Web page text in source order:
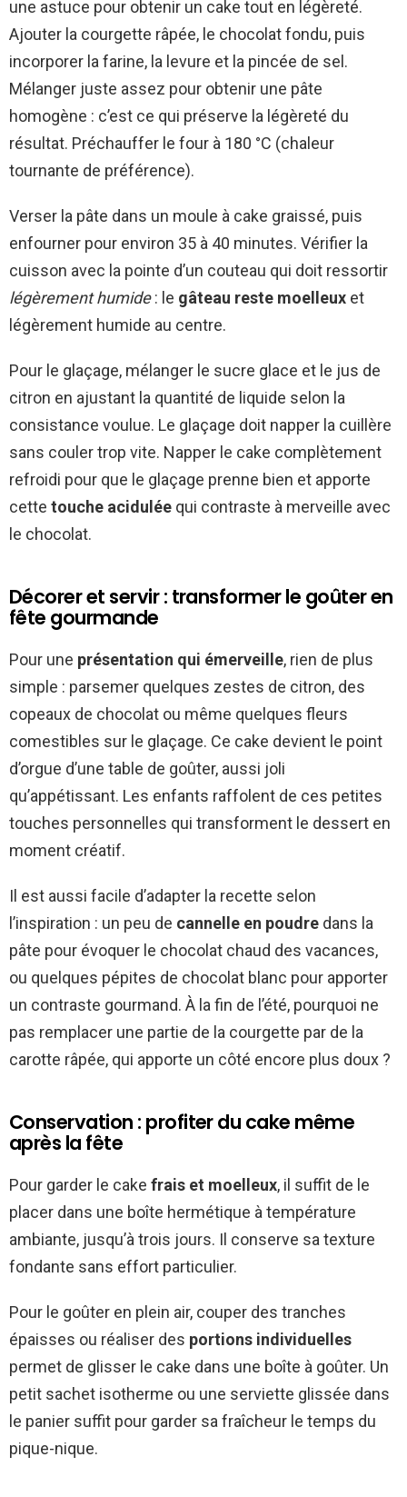
une astuce pour obtenir un cake tout en légèreté.
Ajouter la courgette râpée, le chocolat fondu, puis
incorporer la farine, la levure et la pincée de sel.
Mélanger juste assez pour obtenir une pâte
homogène : c’est ce qui préserve la légèreté du
résultat. Préchauffer le four à 180 °C (chaleur
tournante de préférence).
Verser la pâte dans un moule à cake graissé, puis
enfourner pour environ 35 à 40 minutes. Vérifier la
cuisson avec la pointe d’un couteau qui doit ressortir
légèrement humide: le gâteau reste moelleux et
légèrement humide au centre.
Pour le glaçage, mélanger le sucre glace et le jus de
citron en ajustant la quantité de liquide selon la
consistance voulue. Le glaçage doit napper la cuillère
sans couler trop vite. Napper le cake complètement
refroidi pour que le glaçage prenne bien et apporte
cette touche acidulée qui contraste à merveille avec
le chocolat.
Décorer et servir : transformer le goûter en
fête gourmande
Pour une présentation qui émerveille, rien de plus
simple : parsemer quelques zestes de citron, des
copeaux de chocolat ou même quelques fleurs
comestibles sur le glaçage. Ce cake devient le point
d’orgue d’une table de goûter, aussi joli
qu’appétissant. Les enfants raffolent de ces petites
touches personnelles qui transforment le dessert en
moment créatif.
Il est aussi facile d’adapter la recette selon
l’inspiration : un peu de cannelle en poudre dans la
pâte pour évoquer le chocolat chaud des vacances,
ou quelques pépites de chocolat blanc pour apporter
un contraste gourmand. À la fin de l’été, pourquoi ne
pas remplacer une partie de la courgette par de la
carotte râpée, qui apporte un côté encore plus doux ?
Conservation : profiter du cake même
après la fête
Pour garder le cake frais et moelleux, il suffit de le
placer dans une boîte hermétique à température
ambiante, jusqu’à trois jours. Il conserve sa texture
fondante sans effort particulier.
Pour le goûter en plein air, couper des tranches
épaisses ou réaliser des portions individuelles
permet de glisser le cake dans une boîte à goûter. Un
petit sachet isotherme ou une serviette glissée dans
le panier suffit pour garder sa fraîcheur le temps du
pique-nique.